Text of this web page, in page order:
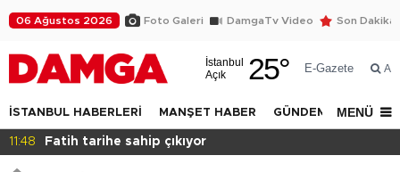
06 Ağustos 2026 Foto Galeri DamgaTv Video Son Dakika
İstanbul
Açık
25° E-Gazete Ara
İSTANBUL HABERLERİ MANŞET HABER GÜNDEM DÜNYA
MENÜ
11:46 Bana sahip çıkın!